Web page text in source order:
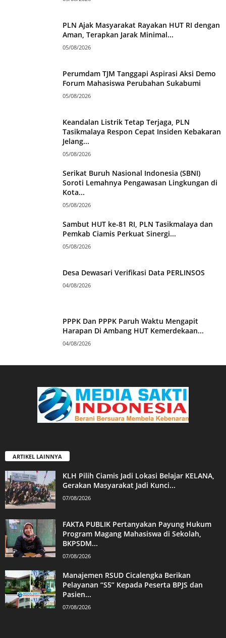
PLN Ajak Masyarakat Rayakan HUT RI dengan
Aman, Terapkan Jarak Minimal...
05/08/2026
Perumdam TJM Tanggapi Aspirasi Aksi Demo
Forum Mahasiswa Perubahan Sukabumi
05/08/2026
Keandalan Listrik Tetap Terjaga, PLN
Tasikmalaya Respon Cepat Insiden Kebakaran
Jelang...
05/08/2026
Serikat Buruh Nasional Indonesia (SBNI)
Soroti Lemahnya Pengawasan Lingkungan di
Kota...
05/08/2026
Sambut HUT ke-81 RI, PLN Tasikmalaya dan
Pemkab Ciamis Perkuat Sinergi...
05/08/2026
Desa Dewasari Verifikasi Data PERLINSOS
04/08/2026
PPPK Dan PPPK Paruh Waktu Mengapit
Harapan Di Ambang HUT Kemerdekaan...
04/08/2026
ARTIKEL LAINNYA
KLH Pilih Ciamis Jadi Lokasi Belajar KELANA,
Gerakan Masyarakat Jadi Kunci...
07/08/2026
FAKTA PUBLIK Pertanyakan Payung Hukum
Program Magang Mahasiswa di Sekolah,
BKPSDM...
07/08/2026
Manajemen RSUD Cicalengka Berikan
Pelayanan “S5” Kepada Peserta BPJS dan
Pasien...
07/08/2026